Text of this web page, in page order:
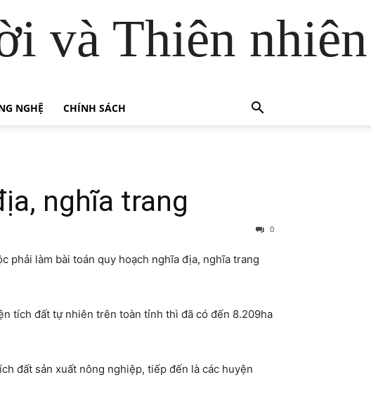
và Thiên nhiên
NGHỆ CHÍNH SÁCH
nghĩa trang
0
phải làm bài toán quy hoạch nghĩa địa, nghĩa trang
tích đất tự nhiên trên toàn tỉnh thì đã có đến 8.209ha
đất sản xuất nông nghiệp, tiếp đến là các huyện